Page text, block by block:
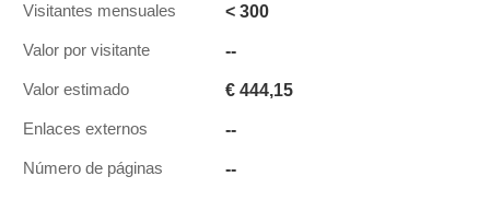
Visitantes mensuales < 300
Valor por visitante --
Valor estimado € 444,15
Enlaces externos --
Número de páginas --